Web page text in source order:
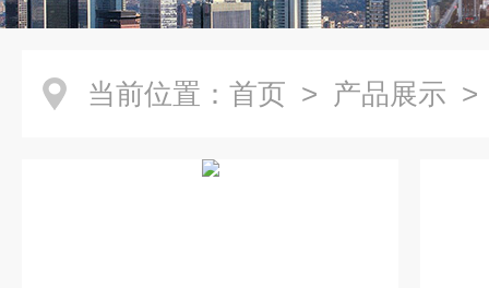
当前位置： 首页 > 产品展示